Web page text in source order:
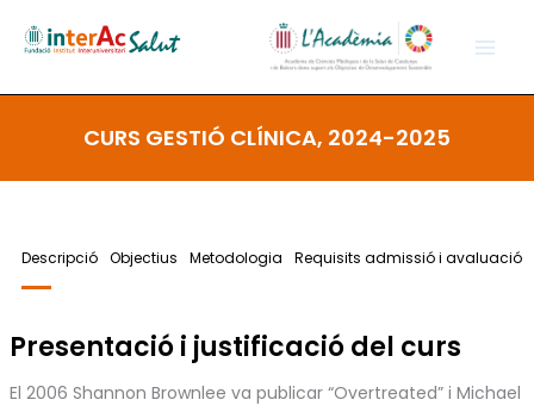
CURS GESTIÓ CLÍNICA, 2024-2025
Descripció Objectius Metodologia Requisits admissió i avaluació
Presentació i justificació del curs
El 2006 Shannon Brownlee va publicar “Overtreated” i Michael